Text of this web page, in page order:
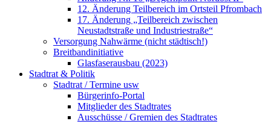
12. Änderung Teilbereich im Ortsteil Pfrombach
17. Änderung „Teilbereich zwischen
Neustadtstraße und Industriestraße“
Versorgung Nahwärme (nicht städtisch!)
Breitbandinitiative
Glasfaserausbau (2023)
Stadtrat & Politik
Stadtrat / Termine usw
Bürgerinfo-Portal
Mitglieder des Stadtrates
Ausschüsse / Gremien des Stadtrates